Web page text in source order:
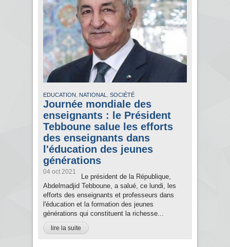
EDUCATION , NATIONAL , SOCIÉTÉ
Journée mondiale des
enseignants : le Président
Tebboune salue les efforts
des enseignants dans
l'éducation des jeunes
générations
04 oct 2021
Le président de la République,
Abdelmadjid Tebboune, a salué, ce lundi, les
efforts des enseignants et professeurs dans
l'éducation et la formation des jeunes
générations qui constituent la richesse...
lire la suite